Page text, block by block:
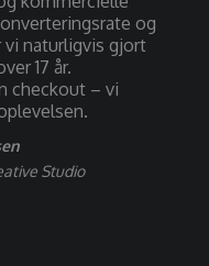
og
vi naturligvis gjort
17 år.
checkout – vi
Studio